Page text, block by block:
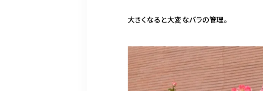
大きくなると大変なバラの管理。